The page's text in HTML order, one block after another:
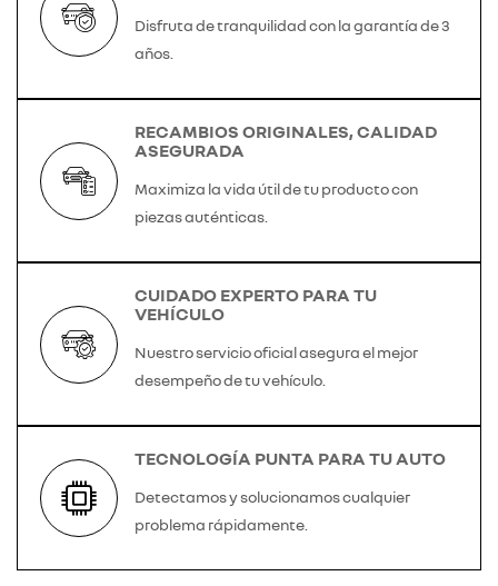
Disfruta de tranquilidad con la garantía de 3
años.
RECAMBIOS ORIGINALES, CALIDAD
ASEGURADA
Maximiza la vida útil de tu producto con
piezas auténticas.
CUIDADO EXPERTO PARA TU
VEHÍCULO
Nuestro servicio oficial asegura el mejor
desempeño de tu vehículo.
TECNOLOGÍA PUNTA PARA TU AUTO
Detectamos y solucionamos cualquier
problema rápidamente.